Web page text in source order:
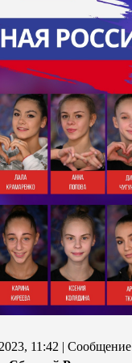
11:42 |